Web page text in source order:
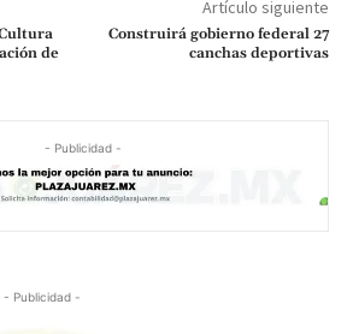
de
Artículo siguiente
Construirá gobierno federal 27
canchas deportivas
- Publicidad -
- Publicidad -